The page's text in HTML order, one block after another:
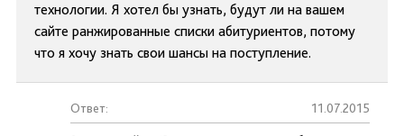
технологии. Я хотел бы узнать, будут ли на вашем
сайте ранжированные списки абитуриентов, потому
что я хочу знать свои шансы на поступление.
Ответ: 11.07.2015